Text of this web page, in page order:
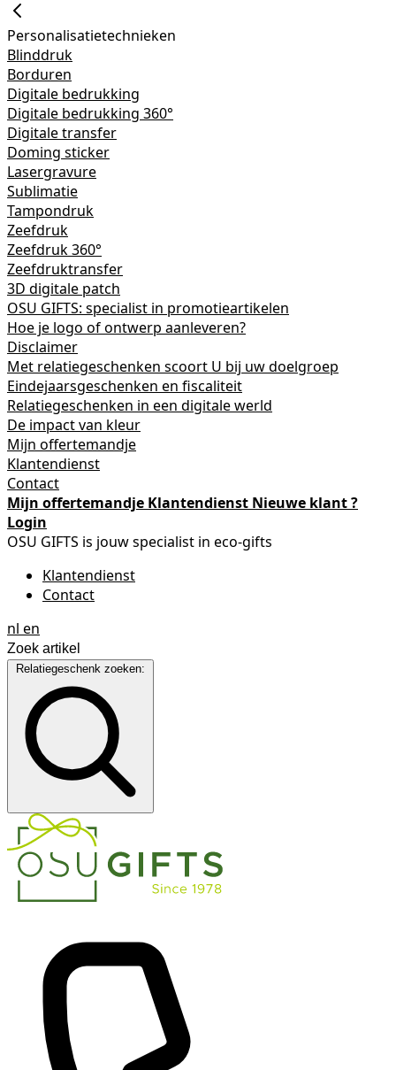
Personalisatietechnieken
Blinddruk
Borduren
Digitale bedrukking
Digitale bedrukking 360°
Digitale transfer
Doming sticker
Lasergravure
Sublimatie
Tampondruk
Zeefdruk
Zeefdruk 360°
Zeefdruktransfer
3D digitale patch
OSU GIFTS: specialist in promotieartikelen
Hoe je logo of ontwerp aanleveren?
Disclaimer
Met relatiegeschenken scoort U bij uw doelgroep
Eindejaarsgeschenken en fiscaliteit
Relatiegeschenken in een digitale werld
De impact van kleur
Mijn offertemandje
Klantendienst
Contact
Mijn offertemandje Klantendienst Nieuwe klant ?
Login
OSU GIFTS is jouw specialist in eco-gifts
Klantendienst
Contact
nl en
Relatiegeschenk zoeken: